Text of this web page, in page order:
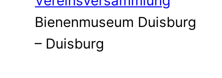
Bienenmuseum Duisburg
– Duisburg